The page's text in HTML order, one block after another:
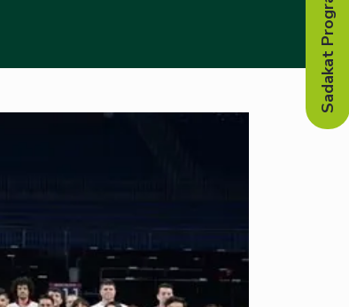
Sadakat Programı